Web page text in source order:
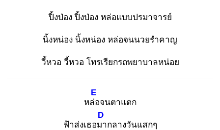
ปิ้งป่อง ปิ้งป่อง หล่อแบบปรมาจารย์
นิ้งหน่อง นิ้งหน่อง หล่อจนนวยรำคาญ
วี้หวอ วี้หวอ โทรเรียกรถพยาบาลหน่อย
หล่อ
E
จนตาแตก
ฟ้าส่งเธอมา
D
กลางวันแสกๆ